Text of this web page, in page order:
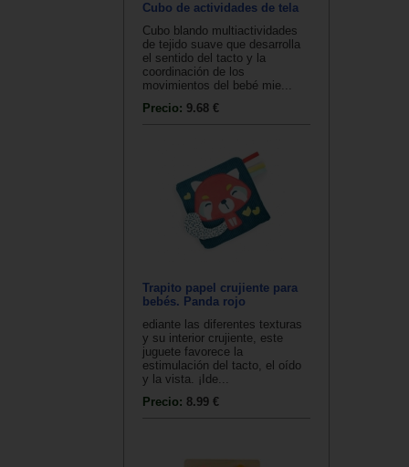
Cubo de actividades de tela
Cubo blando multiactividades
de tejido suave que desarrolla
el sentido del tacto y la
coordinación de los
movimientos del bebé mie...
Precio: 9.68 €
Trapito papel crujiente para
bebés. Panda rojo
ediante las diferentes texturas
y su interior crujiente, este
juguete favorece la
estimulación del tacto, el oído
y la vista. ¡Ide...
Precio: 8.99 €